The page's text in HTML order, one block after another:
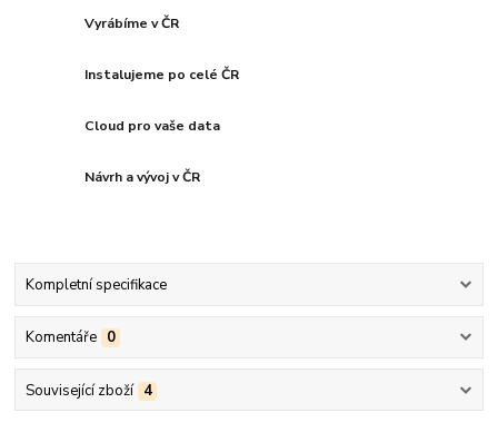
Vyrábíme v ČR
Instalujeme po celé ČR
Cloud pro vaše data
Návrh a vývoj v ČR
Kompletní specifikace
Komentáře 0
Související zboží 4